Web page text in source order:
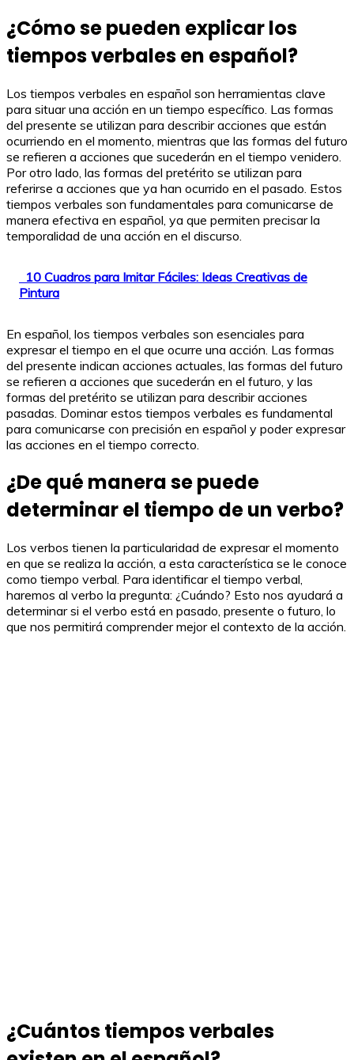
¿Cómo se pueden explicar los
tiempos verbales en español?
Los tiempos verbales en español son herramientas clave
para situar una acción en un tiempo específico. Las formas
del presente se utilizan para describir acciones que están
ocurriendo en el momento, mientras que las formas del futuro
se refieren a acciones que sucederán en el tiempo venidero.
Por otro lado, las formas del pretérito se utilizan para
referirse a acciones que ya han ocurrido en el pasado. Estos
tiempos verbales son fundamentales para comunicarse de
manera efectiva en español, ya que permiten precisar la
temporalidad de una acción en el discurso.
10 Cuadros para Imitar Fáciles: Ideas Creativas de
Pintura
En español, los tiempos verbales son esenciales para
expresar el tiempo en el que ocurre una acción. Las formas
del presente indican acciones actuales, las formas del futuro
se refieren a acciones que sucederán en el futuro, y las
formas del pretérito se utilizan para describir acciones
pasadas. Dominar estos tiempos verbales es fundamental
para comunicarse con precisión en español y poder expresar
las acciones en el tiempo correcto.
¿De qué manera se puede
determinar el tiempo de un verbo?
Los verbos tienen la particularidad de expresar el momento
en que se realiza la acción, a esta característica se le conoce
como tiempo verbal. Para identificar el tiempo verbal,
haremos al verbo la pregunta: ¿Cuándo? Esto nos ayudará a
determinar si el verbo está en pasado, presente o futuro, lo
que nos permitirá comprender mejor el contexto de la acción.
¿Cuántos tiempos verbales